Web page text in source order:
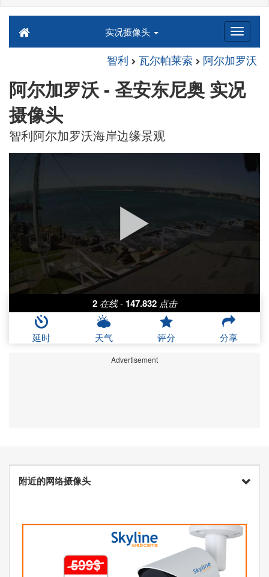
实况摄像头
智利 瓦尔帕莱索 阿尔加罗沃
阿尔加罗沃 - 圣安东尼奥 实况
摄像头
智利阿尔加罗沃海岸边缘景观
2 在线 - 147.832 点击
延时 天气 评分 分享
Advertisement
附近的网络摄像头